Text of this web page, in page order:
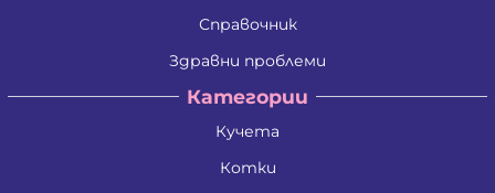
Справочник
Здравни проблеми
Категории
Кучета
Котки